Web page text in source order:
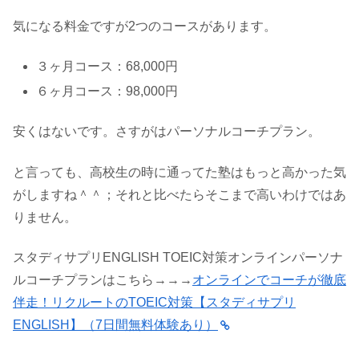
気になる料金ですが2つのコースがあります。
３ヶ月コース：68,000円
６ヶ月コース：98,000円
安くはないです。さすがはパーソナルコーチプラン。
と言っても、高校生の時に通ってた塾はもっと高かった気
がしますね＾＾；それと比べたらそこまで高いわけではあ
りません。
スタディサプリENGLISH TOEIC対策オンラインパーソナ
ルコーチプランはこちら→→→ オンラインでコーチが徹底
伴走！リクルートのTOEIC対策【スタディサプリ
ENGLISH】（7日間無料体験あり）